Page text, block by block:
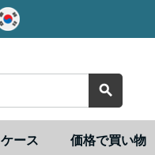
search
ース 価格で買い物